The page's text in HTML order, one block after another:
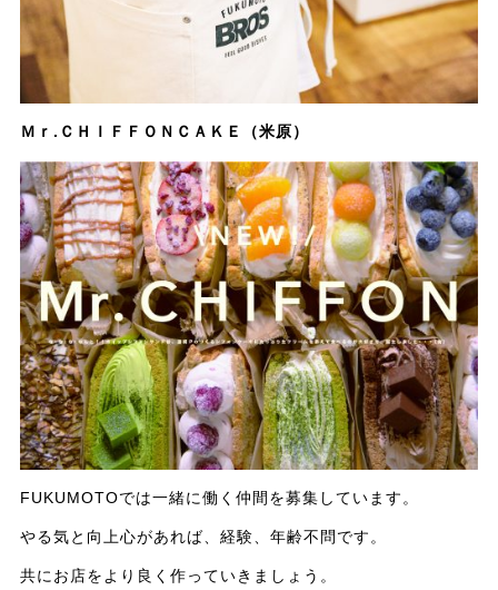
Ｍｒ.ＣＨＩＦＦＯＮＣＡＫＥ（米原）
FUKUMOTOでは一緒に働く仲間を募集しています。
やる気と向上心があれば、経験、年齢不問です。
共にお店をより良く作っていきましょう。